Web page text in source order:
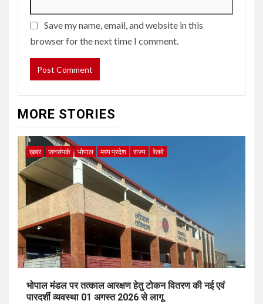
Save my name, email, and website in this
browser for the next time I comment.
MORE STORIES
ख़बर जनसंपर्क भोपाल मध्य प्रदेश राज्य रेलवे
भोपाल मंडल पर तत्काल आरक्षण हेतु टोकन वितरण की नई एवं
पारदर्शी व्यवस्था 01 अगस्त 2026 से लागू